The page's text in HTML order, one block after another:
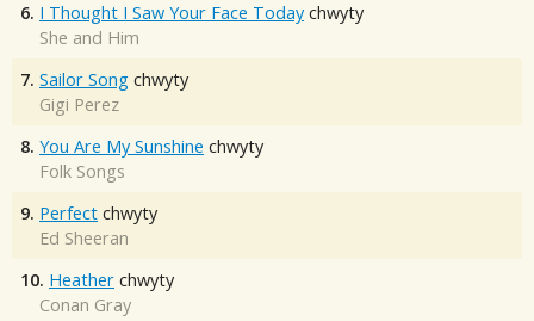
6. I Thought I Saw Your Face Today chwyty
She and Him
7. Sailor Song chwyty
Gigi Perez
8. You Are My Sunshine chwyty
Folk Songs
9. Perfect chwyty
Ed Sheeran
10. Heather chwyty
Conan Gray